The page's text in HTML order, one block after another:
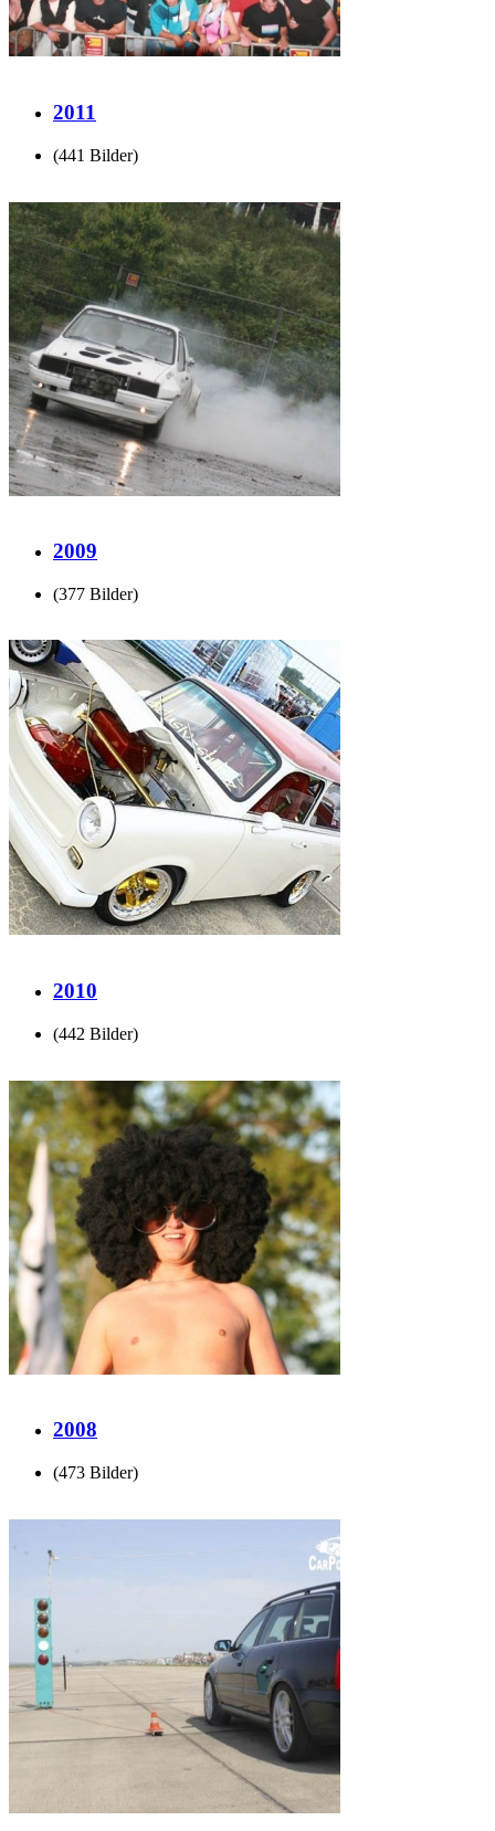
2011
(441 Bilder)
2009
(377 Bilder)
2010
(442 Bilder)
2008
(473 Bilder)